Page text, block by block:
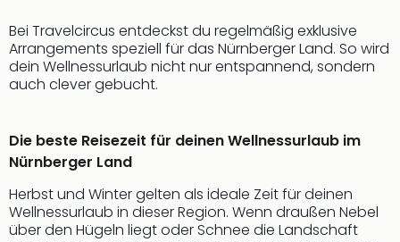
Bei Travelcircus entdeckst du regelmäßig exklusive
Arrangements speziell für das Nürnberger Land. So wird
dein Wellnessurlaub nicht nur entspannend, sondern
auch clever gebucht.
Die beste Reisezeit für deinen Wellnessurlaub im
Nürnberger Land
Herbst und Winter gelten als ideale Zeit für deinen
Wellnessurlaub in dieser Region. Wenn draußen Nebel
über den Hügeln liegt oder Schnee die Landschaft